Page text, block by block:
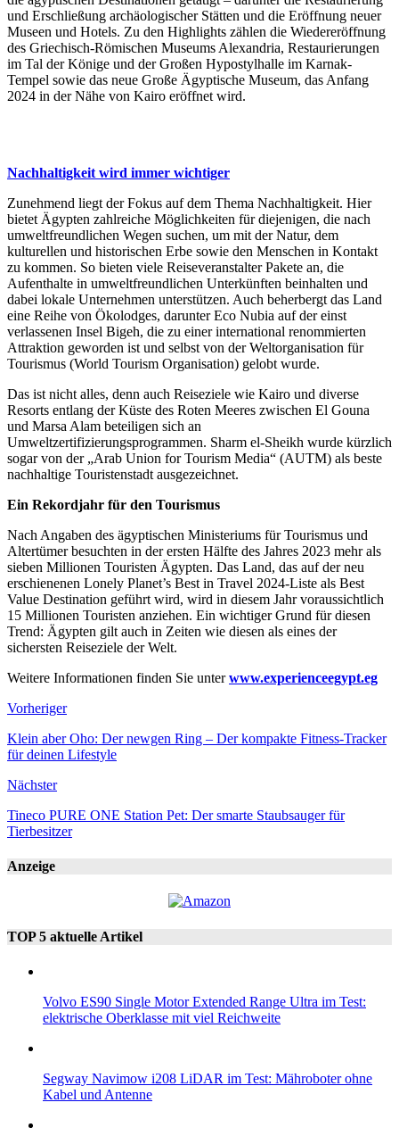
und Erschließung archäologischer Stätten und die Eröffnung neuer
Museen und Hotels. Zu den Highlights zählen die Wiedereröffnung
des Griechisch-Römischen Museums Alexandria, Restaurierungen
im Tal der Könige und der Großen Hypostylhalle im Karnak-
Tempel sowie das neue Große Ägyptische Museum, das Anfang
2024 in der Nähe von Kairo eröffnet wird.
Nachhaltigkeit wird immer wichtiger
Zunehmend liegt der Fokus auf dem Thema Nachhaltigkeit. Hier
bietet Ägypten zahlreiche Möglichkeiten für diejenigen, die nach
umweltfreundlichen Wegen suchen, um mit der Natur, dem
kulturellen und historischen Erbe sowie den Menschen in Kontakt
zu kommen. So bieten viele Reiseveranstalter Pakete an, die
Aufenthalte in umweltfreundlichen Unterkünften beinhalten und
dabei lokale Unternehmen unterstützen. Auch beherbergt das Land
eine Reihe von Ökolodges, darunter Eco Nubia auf der einst
verlassenen Insel Bigeh, die zu einer international renommierten
Attraktion geworden ist und selbst von der Weltorganisation für
Tourismus (World Tourism Organisation) gelobt wurde.
Das ist nicht alles, denn auch Reiseziele wie Kairo und diverse
Resorts entlang der Küste des Roten Meeres zwischen El Gouna
und Marsa Alam beteiligen sich an
Umweltzertifizierungsprogrammen. Sharm el-Sheikh wurde kürzlich
sogar von der „Arab Union for Tourism Media“ (AUTM) als beste
nachhaltige Touristenstadt ausgezeichnet.
Ein Rekordjahr für den Tourismus
Nach Angaben des ägyptischen Ministeriums für Tourismus und
Altertümer besuchten in der ersten Hälfte des Jahres 2023 mehr als
sieben Millionen Touristen Ägypten. Das Land, das auf der neu
erschienenen Lonely Planet’s Best in Travel 2024-Liste als Best
Value Destination geführt wird, wird in diesem Jahr voraussichtlich
15 Millionen Touristen anziehen. Ein wichtiger Grund für diesen
Trend: Ägypten gilt auch in Zeiten wie diesen als eines der
sichersten Reiseziele der Welt.
Weitere Informationen finden Sie unterwww.experienceegypt.eg
Vorheriger
Klein aber Oho: Der newgen Ring – Der kompakte Fitness-Tracker
für deinen Lifestyle
Nächster
Tineco PURE ONE Station Pet: Der smarte Staubsauger für
Tierbesitzer
Anzeige
TOP 5 aktuelle Artikel
Volvo ES90 Single Motor Extended Range Ultra im Test:
elektrische Oberklasse mit viel Reichweite
Segway Navimow i208 LiDAR im Test: Mähroboter ohne
Kabel und Antenne